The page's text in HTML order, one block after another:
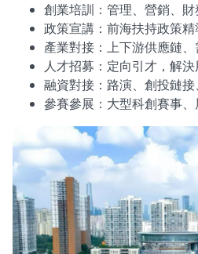
創業培訓：管理、營銷、
政策宣講：前海扶持政策
產業對接：上下游供應鏈
人才招募：定向引才，解
融資對接：路演、創投鏈
參賽參展：大型科創賽事